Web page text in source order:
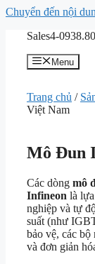
Chuyển đến nội
Sales4-
Menu
Trang chủ /
Việt Nam
Mô Đun
Các dòng mô
Infineon là
nghiệp và tự
suất (như
bảo vệ, các
và đơn giản